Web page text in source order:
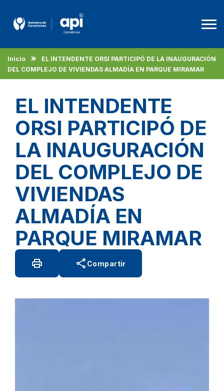
Agencia De Promoción A La Inversión
Empleo
Descargas
Español
Inicio
EL INTENDENTE ORSI PARTICIPÓ DE LA INAUGURACIÓN
DEL COMPLEJO DE VIVIENDAS ALMADÍA EN PARQUE MIRAMAR
EL INTENDENTE
ORSI PARTICIPÓ DE
LA INAUGURACIÓN
DEL COMPLEJO DE
VIVIENDAS
ALMADÍA EN
PARQUE MIRAMAR
print share Compartir